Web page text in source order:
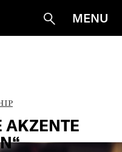
Suche
MENU
AKZENTE